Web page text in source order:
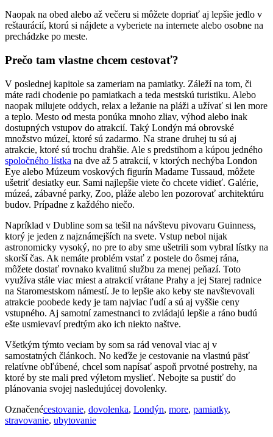
Naopak na obed alebo až večeru si môžete dopriať aj lepšie jedlo v
reštaurácií, ktorú si nájdete a vyberiete na internete alebo osobne na
prechádzke po meste.
Prečo tam vlastne chcem cestovať?
V poslednej kapitole sa zameriam na pamiatky. Záleží na tom, či
máte radi chodenie po pamiatkach a teda mestskú turistiku. Alebo
naopak milujete oddych, relax a ležanie na pláži a užívať si len more
a teplo. Mesto od mesta ponúka mnoho zliav, výhod alebo inak
dostupných vstupov do atrakcií. Taký Londýn má obrovské
množstvo múzeí, ktoré sú zadarmo. Na strane druhej tu sú aj
atrakcie, ktoré sú trochu drahšie. Ale s predstihom a kúpou jedného
spoločného lístka na dve až 5 atrakcií, v ktorých nechýba London
Eye alebo Múzeum voskových figurín Madame Tussaud, môžete
ušetriť desiatky eur. Sami najlepšie viete čo chcete vidieť. Galérie,
múzeá, zábavné parky, Zoo, pláže alebo len pozorovať architektúru
budov. Prípadne z každého niečo.
Napríklad v Dubline som sa tešil na návštevu pivovaru Guinness,
ktorý je jeden z najznámejších na svete. Vstup nebol nijak
astronomicky vysoký, no pre to aby sme ušetrili som vybral lístky na
skorší čas. Ak nemáte problém vstať z postele do ôsmej rána,
môžete dostať rovnako kvalitnú službu za menej peňazí. Toto
využíva stále viac miest a atrakcií vrátane Prahy a jej Starej radnice
na Staromestskom námestí. Je to lepšie ako keby ste navštevovali
atrakcie poobede kedy je tam najviac ľudí a sú aj vyššie ceny
vstupného. Aj samotní zamestnanci to zvládajú lepšie a ráno budú
ešte usmievaví predtým ako ich niekto naštve.
Všetkým týmto veciam by som sa rád venoval viac aj v
samostatných článkoch. No keďže je cestovanie na vlastnú päsť
relatívne obľúbené, chcel som napísať aspoň prvotné postrehy, na
ktoré by ste mali pred výletom myslieť. Nebojte sa pustiť do
plánovania svojej nasledujúcej dovolenky.
Označenécestovanie, dovolenka, Londýn, more, pamiatky,
stravovanie, ubytovanie